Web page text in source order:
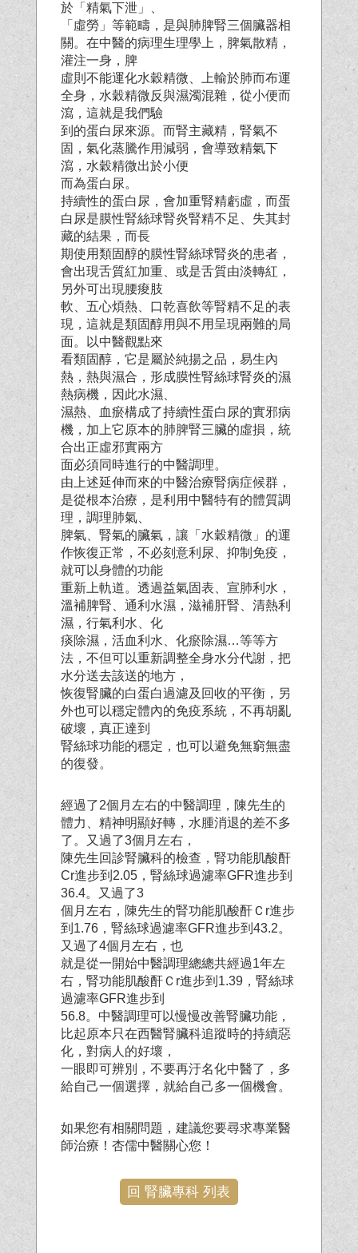
於「精氣下泄」、
「虛勞」等範疇，是與肺脾腎三個臟器相
關。在中醫的病理生理學上，脾氣散精，
灌注一身，脾
虛則不能運化水穀精微、上輸於肺而布運
全身，水穀精微反與濕濁混雜，從小便而
瀉，這就是我們驗
到的蛋白尿來源。而腎主藏精，腎氣不
固，氣化蒸騰作用減弱，會導致精氣下
瀉，水穀精微出於小便
而為蛋白尿。
持續性的蛋白尿，會加重腎精虧虛，而蛋
白尿是膜性腎絲球腎炎腎精不足、失其封
藏的結果，而長
期使用類固醇的膜性腎絲球腎炎的患者，
會出現舌質紅加重、或是舌質由淡轉紅，
另外可出現腰痠肢
軟、五心煩熱、口乾喜飲等腎精不足的表
現，這就是類固醇用與不用呈現兩難的局
面。以中醫觀點來
看類固醇，它是屬於純揚之品，易生內
熱，熱與濕合，形成膜性腎絲球腎炎的濕
熱病機，因此水濕、
濕熱、血瘀構成了持續性蛋白尿的實邪病
機，加上它原本的肺脾腎三臟的虛損，統
合出正虛邪實兩方
面必須同時進行的中醫調理。
由上述延伸而來的中醫治療腎病症候群，
是從根本治療，是利用中醫特有的體質調
理，調理肺氣、
脾氣、腎氣的臟氣，讓「水穀精微」的運
作恢復正常，不必刻意利尿、抑制免疫，
就可以身體的功能
重新上軌道。透過益氣固表、宣肺利水，
溫補脾腎、通利水濕，滋補肝腎、清熱利
濕，行氣利水、化
痰除濕，活血利水、化瘀除濕…等等方
法，不但可以重新調整全身水分代謝，把
水分送去該送的地方，
恢復腎臟的白蛋白過濾及回收的平衡，另
外也可以穩定體內的免疫系統，不再胡亂
破壞，真正達到
腎絲球功能的穩定，也可以避免無窮無盡
的復發。
經過了2個月左右的中醫調理，陳先生的
體力、精神明顯好轉，水腫消退的差不多
了。又過了3個月 左右，
陳先生回診腎臟科的檢查，腎功能肌酸酐
Cr進步到2.05，腎絲球過濾率GFR進步到
36.4。又過了3
個月左右，陳先生的腎功能肌酸酐Ｃr進步
到1.76，腎絲球過濾率GFR進步到43.2。
又過了4個月左右，也
就是從一開始中醫調理總總共經過1年左
右，腎功能肌酸酐Ｃr進步到1.39，腎絲球
過濾率GFR進步到
56.8。中醫調理可以慢慢改善腎臟功能，
比起原本只在西醫腎臟科追蹤時的持續惡
化，對病人的好壞，
一眼即可辨別，不要再汙名化中醫了，多
給自己一個選擇，就給自己多一個機會。
如果您有相關問題，建議您要尋求專業醫
師治療！杏儒中醫關心您！
回 腎臟專科 列表